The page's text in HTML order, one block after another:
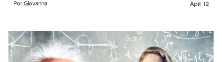
April 12
Por Giovanna